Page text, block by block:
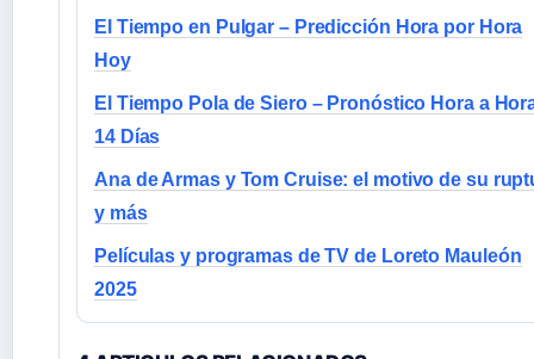
El Tiempo en Pulgar – Predicción Hora por Hora
Hoy
El Tiempo Pola de Siero – Pronóstico Hora a
14 Días
Ana de Armas y Tom Cruise: el motivo de su
y más
Películas y programas de TV de Loreto Mauleón
2025